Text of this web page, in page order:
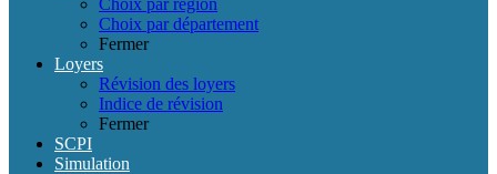
Choix par région
Choix par département
Fermer
Loyers
Révision des loyers
Indice de révision
Fermer
SCPI
Simulation